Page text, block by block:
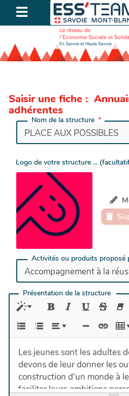
Saisir une fiche :
adhérentes
Nom de la structure
Logo de votre structure ...
Activités ou produits proposé
Présentation de la structure
Les jeunes sont les adultes de demain. Nous nous
devons de leur donner les
construction d'un monde à
faciliter leurs ambitions